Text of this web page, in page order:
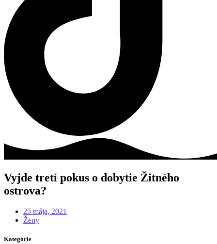
Vyjde tretí pokus o dobytie Žitného
ostrova?
25 mája, 2021
Ženy
Kategórie